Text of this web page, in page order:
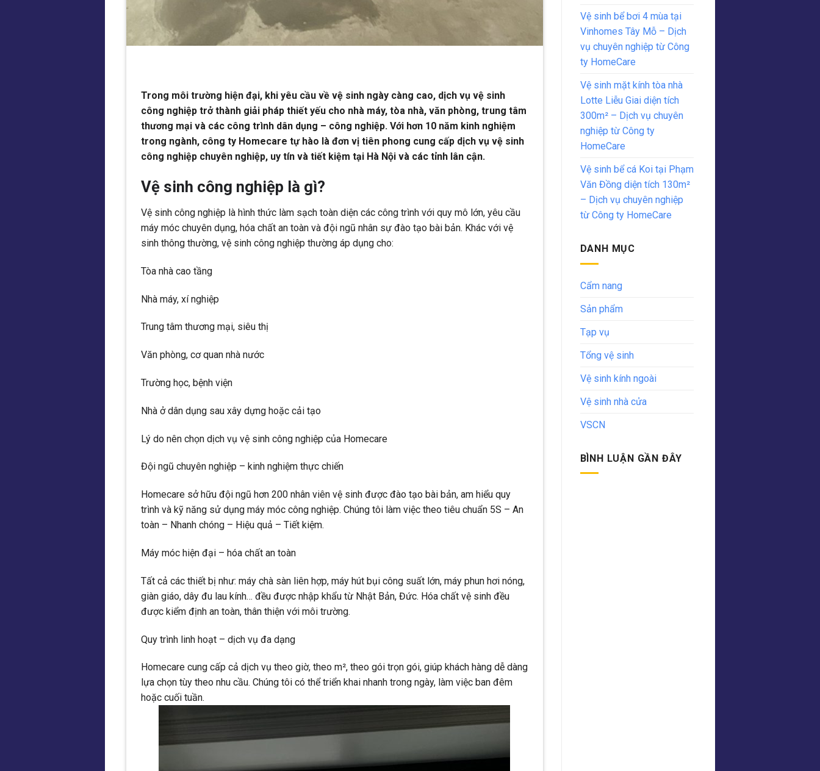
Trong môi trường hiện đại, khi yêu cầu về vệ sinh ngày càng cao, dịch vụ vệ sinh
công nghiệp trở thành giải pháp thiết yếu cho nhà máy, tòa nhà, văn phòng, trung tâm
thương mại và các công trình dân dụng – công nghiệp. Với hơn 10 năm kinh nghiệm
trong ngành, công ty Homecare tự hào là đơn vị tiên phong cung cấp dịch vụ vệ sinh
công nghiệp chuyên nghiệp, uy tín và tiết kiệm tại Hà Nội và các tỉnh lân cận.
Vệ sinh công nghiệp là gì?
Vệ sinh công nghiệp là hình thức làm sạch toàn diện các công trình với quy mô lớn, yêu cầu
máy móc chuyên dụng, hóa chất an toàn và đội ngũ nhân sự đào tạo bài bản. Khác với vệ
sinh thông thường, vệ sinh công nghiệp thường áp dụng cho:
Tòa nhà cao tầng
Nhà máy, xí nghiệp
Trung tâm thương mại, siêu thị
Văn phòng, cơ quan nhà nước
Trường học, bệnh viện
Nhà ở dân dụng sau xây dựng hoặc cải tạo
Lý do nên chọn dịch vụ vệ sinh công nghiệp của Homecare
Đội ngũ chuyên nghiệp – kinh nghiệm thực chiến
Homecare sở hữu đội ngũ hơn 200 nhân viên vệ sinh được đào tạo bài bản, am hiểu quy
trình và kỹ năng sử dụng máy móc công nghiệp. Chúng tôi làm việc theo tiêu chuẩn 5S – An
toàn – Nhanh chóng – Hiệu quả – Tiết kiệm.
Máy móc hiện đại – hóa chất an toàn
Tất cả các thiết bị như: máy chà sàn liên hợp, máy hút bụi công suất lớn, máy phun hơi nóng,
giàn giáo, dây đu lau kính… đều được nhập khẩu từ Nhật Bản, Đức. Hóa chất vệ sinh đều
được kiểm định an toàn, thân thiện với môi trường.
Quy trình linh hoạt – dịch vụ đa dạng
Homecare cung cấp cả dịch vụ theo giờ, theo m², theo gói trọn gói, giúp khách hàng dễ dàng
lựa chọn tùy theo nhu cầu. Chúng tôi có thể triển khai nhanh trong ngày, làm việc ban đêm
hoặc cuối tuần.
Vệ sinh bể bơi 4 mùa tại
Vinhomes Tây Mỗ – Dịch
vụ chuyên nghiệp từ Công
ty HomeCare
Vệ sinh mặt kính tòa nhà
Lotte Liễu Giai diện tích
300m² – Dịch vụ chuyên
nghiệp từ Công ty
HomeCare
Vệ sinh bể cá Koi tại Phạm
Văn Đồng diện tích 130m²
– Dịch vụ chuyên nghiệp
từ Công ty HomeCare
DANH MỤC
Cẩm nang
Sản phẩm
Tạp vụ
Tổng vệ sinh
Vệ sinh kính ngoài
Vệ sinh nhà cửa
VSCN
BÌNH LUẬN GẦN ĐÂY